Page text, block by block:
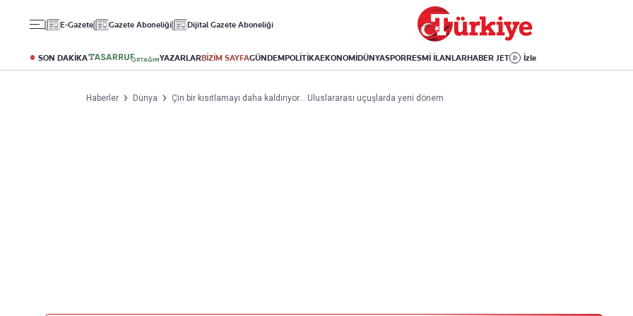
E-Gazete Gazete Aboneliği Dijital Gazete Aboneliği
SON DAKİKA YAZARLARBİZİM SAYFAGÜNDEMPOLİTİKAEKONOMİDÜNYASPORRESMİ İLANLARHABER JET İzle
Altın
Döviz
Kripto Para
Puan Durumu
Fikstür
Avrupa Ligi
Avrupa
Amerika
İsrail-Gazze
Yaşam
Sağlık
Yemek
Aktüel
Kitap
Haberler Dünya Çin bir kısıtlamayı daha kaldırıyor... Uluslararası uçuşlarda yeni dönem